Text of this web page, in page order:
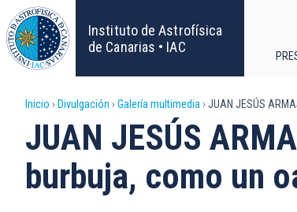
Pasar
al
contenido
principal
Instituto de Astrofísica
de Canarias • IAC
Sobrescribir
enlaces
de
Inicio Divulgación Galería multimedia JUAN JESÚS
JUAN JESÚS
burbuja, como un